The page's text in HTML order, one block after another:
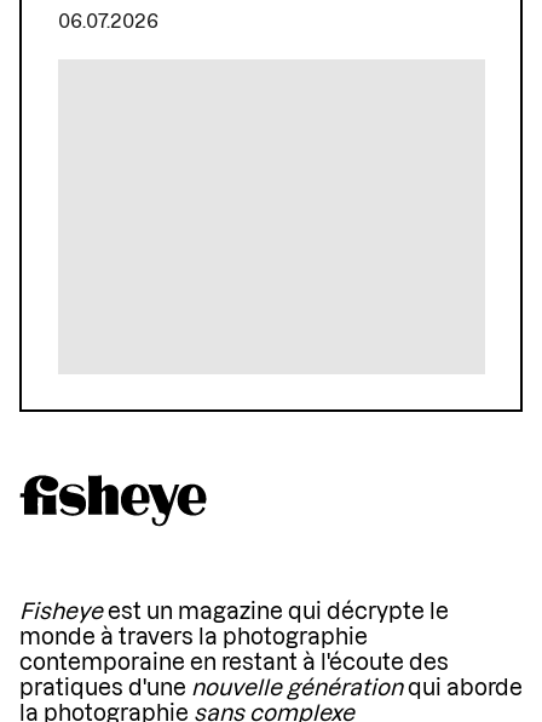
06.07.2026
Fisheyeest un magazine qui décrypte le
monde à travers la photographie
contemporaine en restant à l'écoute des
pratiques d'une nouvelle générationqui aborde
la photographie sans complexe